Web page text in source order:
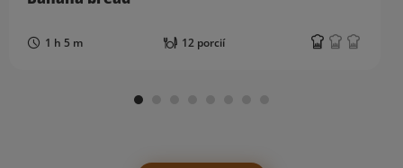
1 h 5 m 12 porcií